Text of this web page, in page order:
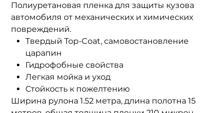
Полиуретановая пленка для защиты кузова
автомобиля от механических и химических
повреждений.
Твердый Top-Coat, самовостановление
царапин
Гидрофобные свойства
Легкая мойка и уход
Стойкость к пожелтению
Ширина рулона 1.52 метра, длина полотна 15